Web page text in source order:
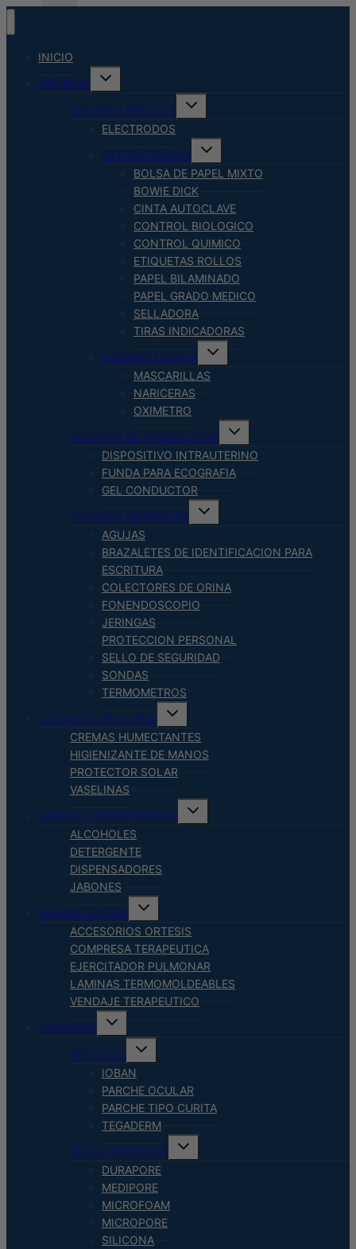
INICIO
INSUMOS
Alternar
INSUMOS MEDICOS
Alternar
ELECTRODOS
ESTERILIZACION
Alternar
hijo
BOLSA DE PAPEL MIXTO
BOWIE DICK
CINTA AUTOCLAVE
CONTROL BIOLOGICO
CONTROL QUIMICO
ETIQUETAS ROLLOS
PAPEL BILAMINADO
PAPEL GRADO MEDICO
SELLADORA
TIRAS INDICADORAS
OXIGENOTERAPIA
Alternar
hijo
MASCARILLAS
NARICERAS
OXIMETRO
INSUMOS DE GINECOLOGIA
Alternar
hijo
DISPOSITIVO INTRAUTERINO
FUNDA PARA ECOGRAFIA
GEL CONDUCTOR
INSUMOS GENERALES
Alternar
AGUJAS
BRAZALETES DE IDENTIFICACION PARA
ESCRITURA
COLECTORES DE ORINA
FONENDOSCOPIO
JERINGAS
PROTECCION PERSONAL
SELLO DE SEGURIDAD
SONDAS
TERMOMETROS
CUIDADOS DE LA PIEL
Alternar
hijo
CREMAS HUMECTANTES
HIGIENIZANTE DE MANOS
PROTECTOR SOLAR
VASELINAS
HIGIENE Y DESINFECCION
Alternar
ALCOHOLES
DETERGENTE
DISPENSADORES
JABONES
REHABILITACION
Alternar
hijo
ACCESORIOS ORTESIS
COMPRESA TERAPEUTICA
EJERCITADOR PULMONAR
LAMINAS TERMOMOLDEABLES
VENDAJE TERAPEUTICO
CURACION
Alternar
APOSITOS
Alternar
hijo
IOBAN
PARCHE OCULAR
PARCHE TIPO CURITA
TEGADERM
TELAS ADHESIVAS
Alternar
DURAPORE
MEDIPORE
MICROFOAM
MICROPORE
SILICONA